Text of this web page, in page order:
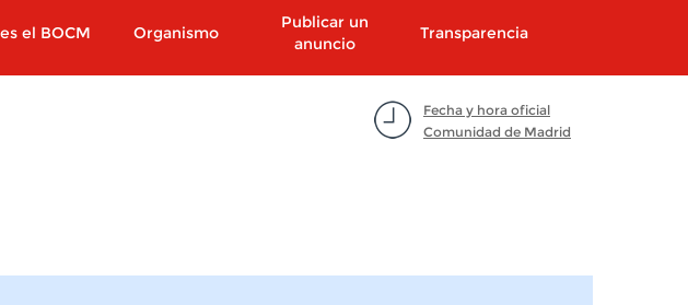
el BOCM Organismo
Publicar un
anuncio
Transparencia
Fecha y hora oficial
Comunidad de Madrid